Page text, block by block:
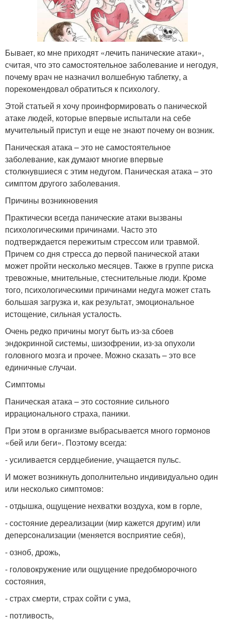
Бывает, ко мне приходят «лечить панические атаки»,
считая, что это самостоятельное заболевание и негодуя,
почему врач не назначил волшебную таблетку, а
порекомендовал обратиться к психологу.
Этой статьей я хочу проинформировать о панической
атаке людей, которые впервые испытали на себе
мучительный приступ и еще не знают почему он возник.
Паническая атака – это не самостоятельное
заболевание, как думают многие впервые
столкнувшиеся с этим недугом. Паническая атака – это
симптом другого заболевания.
Причины возникновения
Практически всегда панические атаки вызваны
психологическими причинами. Часто это
подтверждается пережитым стрессом или травмой.
Причем со дня стресса до первой панической атаки
может пройти несколько месяцев. Также в группе риска
тревожные, мнительные, стеснительные люди. Кроме
того, психологическими причинами недуга может стать
большая загрузка и, как результат, эмоциональное
истощение, сильная усталость.
Очень редко причины могут быть из-за сбоев
эндокринной системы, шизофрении, из-за опухоли
головного мозга и прочее. Можно сказать – это все
единичные случаи.
Симптомы
Паническая атака – это состояние сильного
иррационального страха, паники.
При этом в организме выбрасывается много гормонов
«бей или беги». Поэтому всегда:
- усиливается сердцебиение, учащается пульс.
И может возникнуть дополнительно индивидуально один
или несколько симптомов:
- отдышка, ощущение нехватки воздуха, ком в горле,
- состояние дереализации (мир кажется другим) или
деперсонализации (меняется восприятие себя),
- озноб, дрожь,
- головокружение или ощущение предобморочного
состояния,
- страх смерти, страх сойти с ума,
- потливость,